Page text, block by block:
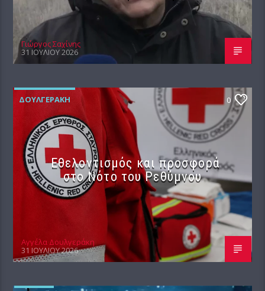
Γιώργος Σαχίνης
31 ΙΟΥΛΊΟΥ 2026
ΔΟΥΛΓΕΡΆΚΗ 0
Εθελοντισμός και προσφορά
στο Νότο του Ρεθύμνου
Αγγέλα Δουλγεράκη
31 ΙΟΥΛΊΟΥ 2026